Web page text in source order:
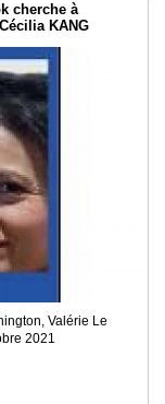
cherche à
KANG
Valérie Le
2021